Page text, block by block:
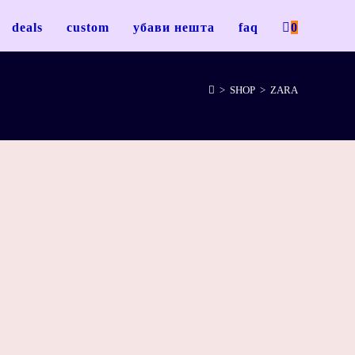
deals custom убави нешта faq 0
> SHOP > ZARA